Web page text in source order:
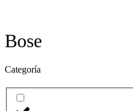
Bose
Categoría